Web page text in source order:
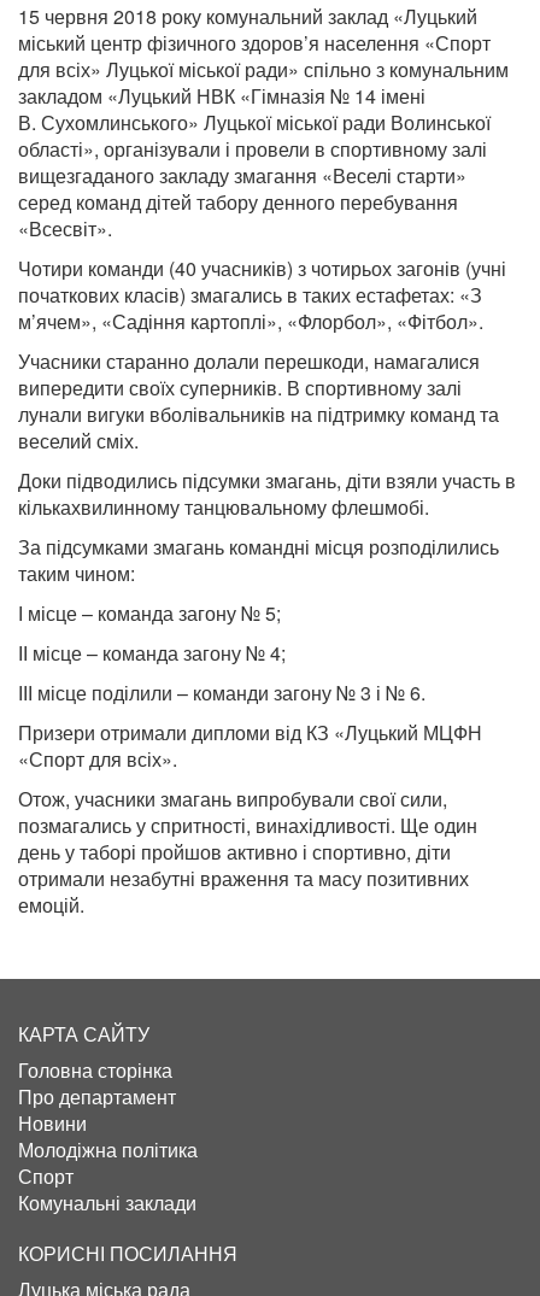
15 червня 2018 року комунальний заклад «Луцький
міський центр фізичного здоров’я населення «Спорт
для всіх» Луцької міської ради» спільно з комунальним
закладом «Луцький НВК «Гімназія № 14 імені
В. Сухомлинського» Луцької міської ради Волинської
області», організували і провели в спортивному залі
вищезгаданого закладу змагання «Веселі старти»
серед команд дітей табору денного перебування
«Всесвіт».
Чотири команди (40 учасників) з чотирьох загонів (учні
початкових класів) змагались в таких естафетах: «З
м’ячем», «Садіння картоплі», «Флорбол», «Фітбол».
Учасники старанно долали перешкоди, намагалися
випередити своїх суперників. В спортивному залі
лунали вигуки вболівальників на підтримку команд та
веселий сміх.
Доки підводились підсумки змагань, діти взяли участь в
кількахвилинному танцювальному флешмобі.
За підсумками змагань командні місця розподілились
таким чином:
І місце – команда загону № 5;
ІІ місце – команда загону № 4;
ІІІ місце поділили – команди загону № 3 і № 6.
Призери отримали дипломи від КЗ «Луцький МЦФН
«Спорт для всіх».
Отож, учасники змагань випробували свої сили,
позмагались у спритності, винахідливості. Ще один
день у таборі пройшов активно і спортивно, діти
отримали незабутні враження та масу позитивних
емоцій.
КАРТА САЙТУ
Головна сторінка
Про департамент
Новини
Молодіжна політика
Спорт
Комунальні заклади
КОРИСНІ ПОСИЛАННЯ
Луцька міська рада